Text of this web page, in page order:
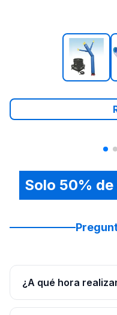
Solo 50%
¿A qué hora